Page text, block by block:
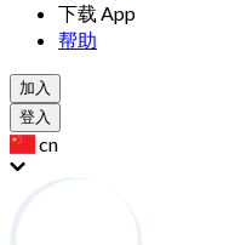
下载 App
帮助
加入
登入
cn